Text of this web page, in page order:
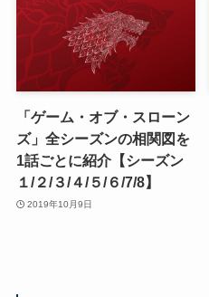
「ゲーム・オブ・スローン
ズ」全シーズンの相関図を
1話ごとに紹介【シーズン
１/２/３/４/５/６/7/8】
2019年10月9日